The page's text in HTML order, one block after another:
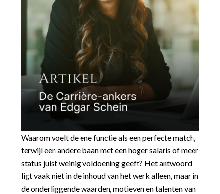
Waarom voelt de ene functie als een perfecte match,
terwijl een andere baan met een hoger salaris of meer
status juist weinig voldoening geeft? Het antwoord
ligt vaak niet in de inhoud van het werk alleen, maar in
de onderliggende waarden, motieven en talenten van